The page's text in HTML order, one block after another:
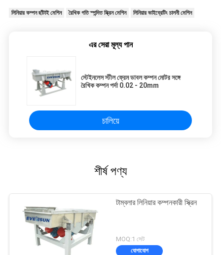
লিনিয়ার কম্পন ছাঁটাই মেশিন রৈখিক গতি স্পন্দিত স্ক্রিন মেশিন লিনিয়ার ভাইব্রেটিং চালনী মেশিন
এর সেরা মূল্য পান
স্টেইনলেস স্টীল ফ্রেম ডাবল কম্পন মোটর সঙ্গে
রৈখিক কম্পন পর্দা 0.02 - 20mm
চালিয়ে
শীর্ষ পণ্য
টাম্বলার লিনিয়ার কম্পনকারী স্ক্রিন
MOQ:1 সেট
যোগাযোগ